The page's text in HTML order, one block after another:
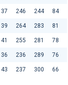
37 246 244 84
39 264 283 81
41 255 281 78
36 236 289 76
43 237 300 66